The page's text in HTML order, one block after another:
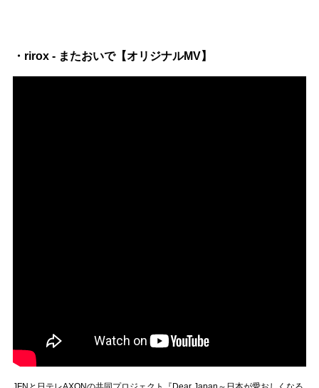
・rirox - またおいで【オリジナルMV】